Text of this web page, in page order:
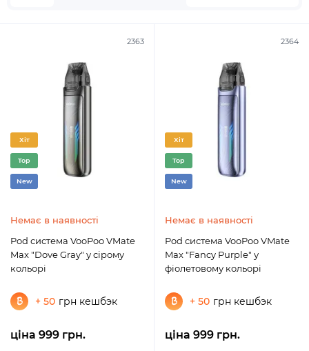
2363
Хіт
Top
New
Немає в наявності
Pod система VooPoo VMate
Max "Dove Gray" у сірому
кольорі
+ 50 грн кешбэк
ціна 999 грн.
2364
Хіт
Top
New
Немає в наявності
Pod система VooPoo VMate
Max "Fancy Purple" у
фіолетовому кольорі
+ 50 грн кешбэк
ціна 999 грн.